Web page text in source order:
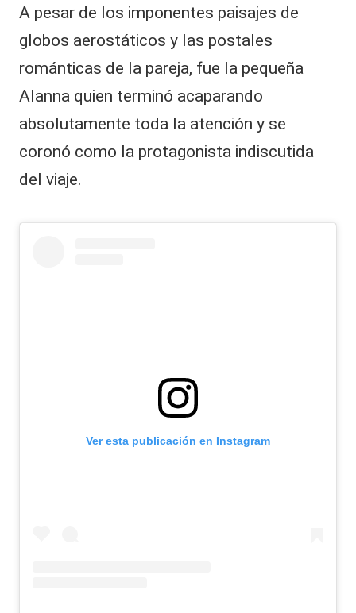
A pesar de los imponentes paisajes de
globos aerostáticos y las postales
románticas de la pareja, fue la pequeña
Alanna quien terminó acaparando
absolutamente toda la atención y se
coronó como la protagonista indiscutida
del viaje.
Ver esta publicación en Instagram